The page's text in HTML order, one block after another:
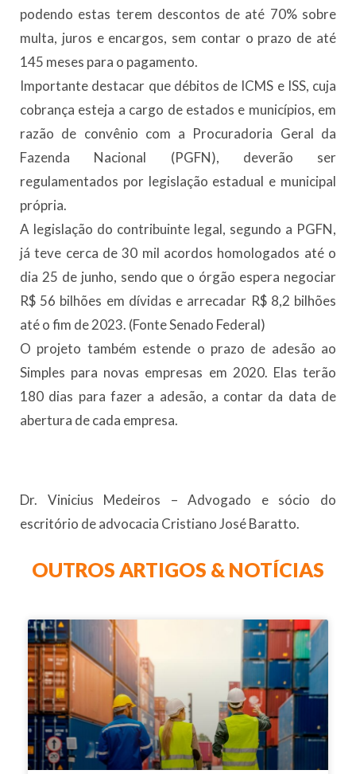
podendo estas terem descontos de até 70% sobre
multa, juros e encargos, sem contar o prazo de até
145 meses para o pagamento.
Importante destacar que débitos de ICMS e ISS, cuja
cobrança esteja a cargo de estados e municípios, em
razão de convênio com a Procuradoria Geral da
Fazenda Nacional (PGFN), deverão ser
regulamentados por legislação estadual e municipal
própria.
A legislação do contribuinte legal, segundo a PGFN,
já teve cerca de 30 mil acordos homologados até o
dia 25 de junho, sendo que o órgão espera negociar
R$ 56 bilhões em dívidas e arrecadar R$ 8,2 bilhões
até o fim de 2023. (Fonte Senado Federal)
O projeto também estende o prazo de adesão ao
Simples para novas empresas em 2020. Elas terão
180 dias para fazer a adesão, a contar da data de
abertura de cada empresa.
Dr. Vinicius Medeiros – Advogado e sócio do
escritório de advocacia Cristiano José Baratto.
OUTROS ARTIGOS & NOTÍCIAS